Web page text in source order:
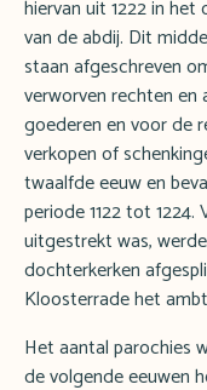
hiervan uit 1222 in
van de abdij. Dit
staan afgeschreven
verworven rechten en
goederen en voor de
verkopen of
twaalfde eeuw en
periode 1122 tot
uitgestrekt was,
dochterkerken
Kloosterrade het
Het aantal parochies
de volgende eeuwen